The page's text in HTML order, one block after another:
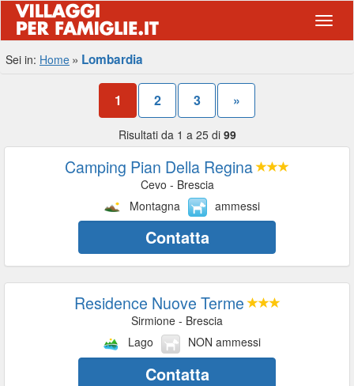
Sei in: Home Lombardia
1 2 3 »
Risultati da 1 a 25 di 99
Camping Pian Della Regina
Cevo - Brescia
Montagna
ammessi
Contatta
Residence Nuove Terme
Sirmione - Brescia
Lago
NON ammessi
Contatta